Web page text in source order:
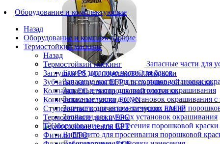
Запасные части для
Баки и запасные части для баков
Запасные части для всех типов установок
Запасные части для пистолетов окрашивания
Запасные части для установок окрашивания с
Запчасти для автоматических линий
Запчасти для ручных установок окрашивания
Вибросито для просеивания порошковой
Оборудование и комплектующие
Назад
Оборудование и комплектующие
Термостойкий маскинг
Назад
Термостойкий маскинг
Заглушки PS для порошковой покраски
Зубчатые заглушки EFP для порошковой покраски
Колпачки ЕС для порошковой покраски
Конические заглушки ECON
Ступенчатые конические заглушки EMTP
Термостойкие диски EPC
Термостойкие ленты EPT
Фитили ETO